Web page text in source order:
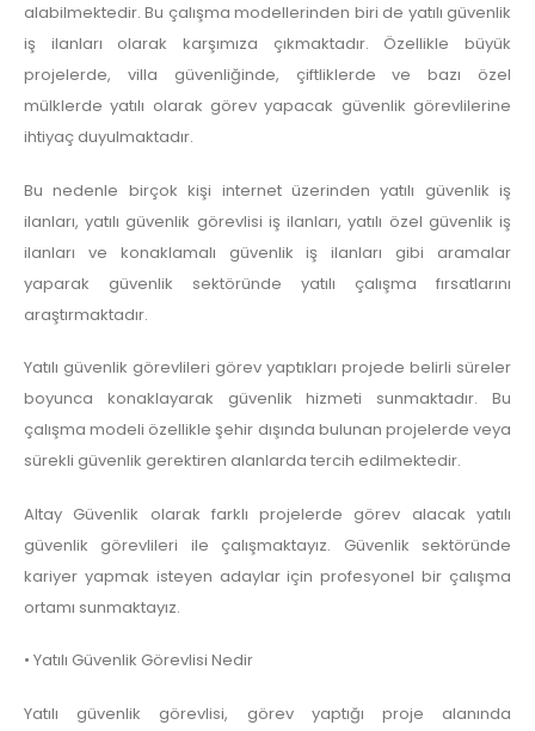
alabilmektedir. Bu çalışma modellerinden biri de yatılı güvenlik
iş ilanları olarak karşımıza çıkmaktadır. Özellikle büyük
projelerde, villa güvenliğinde, çiftliklerde ve bazı özel
mülklerde yatılı olarak görev yapacak güvenlik görevlilerine
ihtiyaç duyulmaktadır.
Bu nedenle birçok kişi internet üzerinden yatılı güvenlik iş
ilanları, yatılı güvenlik görevlisi iş ilanları, yatılı özel güvenlik iş
ilanları ve konaklamalı güvenlik iş ilanları gibi aramalar
yaparak güvenlik sektöründe yatılı çalışma fırsatlarını
araştırmaktadır.
Yatılı güvenlik görevlileri görev yaptıkları projede belirli süreler
boyunca konaklayarak güvenlik hizmeti sunmaktadır. Bu
çalışma modeli özellikle şehir dışında bulunan projelerde veya
sürekli güvenlik gerektiren alanlarda tercih edilmektedir.
Altay Güvenlik olarak farklı projelerde görev alacak yatılı
güvenlik görevlileri ile çalışmaktayız. Güvenlik sektöründe
kariyer yapmak isteyen adaylar için profesyonel bir çalışma
ortamı sunmaktayız.
• Yatılı Güvenlik Görevlisi Nedir
Yatılı güvenlik görevlisi, görev yaptığı proje alanında